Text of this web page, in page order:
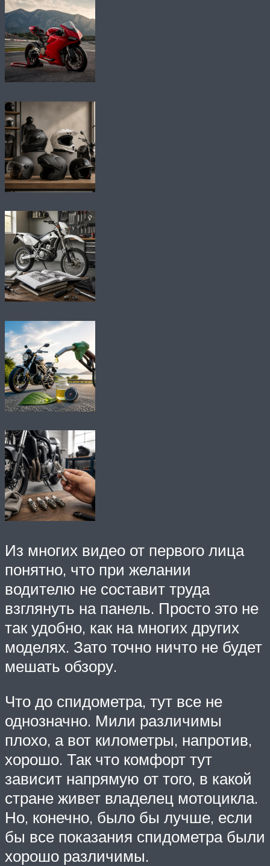
Из многих видео от первого лица
понятно, что при желании
водителю не составит труда
взглянуть на панель. Просто это не
так удобно, как на многих других
моделях. Зато точно ничто не будет
мешать обзору.
Что до спидометра, тут все не
однозначно. Мили различимы
плохо, а вот километры, напротив,
хорошо. Так что комфорт тут
зависит напрямую от того, в какой
стране живет владелец мотоцикла.
Но, конечно, было бы лучше, если
бы все показания спидометра были
хорошо различимы.